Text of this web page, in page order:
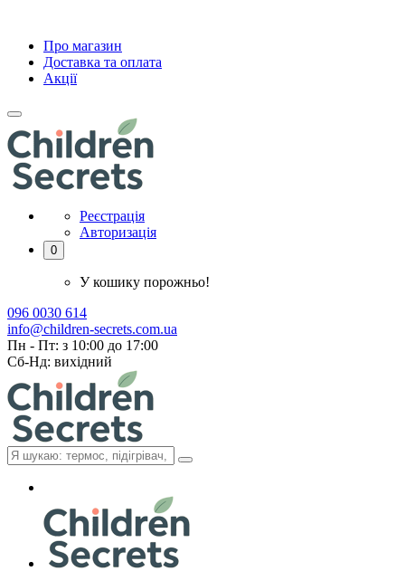
Про магазин
Доставка та оплата
Акції
Реєстрація
Авторизація
0
У кошику порожньо!
096 0030 614
info@children-secrets.com.ua
Пн - Пт: з 10:00 до 17:00
Сб-Нд: вихідний